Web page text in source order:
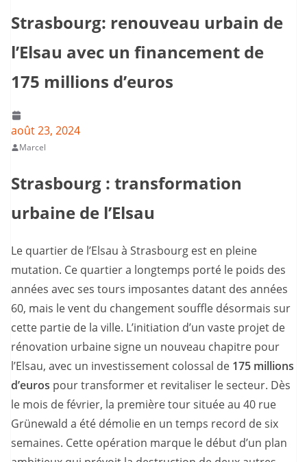
Strasbourg: renouveau urbain de
l’Elsau avec un financement de
175 millions d’euros
août 23, 2024
Marcel
Strasbourg : transformation
urbaine de l’Elsau
Le quartier de l’Elsau à Strasbourg est en pleine
mutation. Ce quartier a longtemps porté le poids des
années avec ses tours imposantes datant des années
60, mais le vent du changement souffle désormais sur
cette partie de la ville. L’initiation d’un vaste projet de
rénovation urbaine signe un nouveau chapitre pour
l’Elsau, avec un investissement colossal de 175 millions
d’euros pour transformer et revitaliser le secteur. Dès
le mois de février, la première tour située au 40 rue
Grünewald a été démolie en un temps record de six
semaines. Cette opération marque le début d’un plan